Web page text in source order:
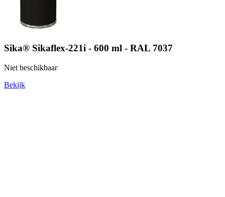
Sika® Sikaflex-221i - 600 ml - RAL 7037
Niet beschikbaar
Bekijk